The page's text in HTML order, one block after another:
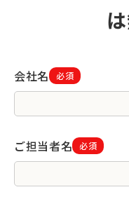
必須
会社名
必須
ご担当者名